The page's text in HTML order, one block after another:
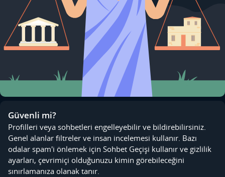
Güvenli mi?
Profilleri veya sohbetleri engelleyebilir ve bildirebilirsiniz.
Genel alanlar filtreler ve insan incelemesi kullanır. Bazı
odalar spam'i önlemek için Sohbet Geçişi kullanır ve gizlilik
ayarları, çevrimiçi olduğunuzu kimin görebileceğini
sınırlamanıza olanak tanır.